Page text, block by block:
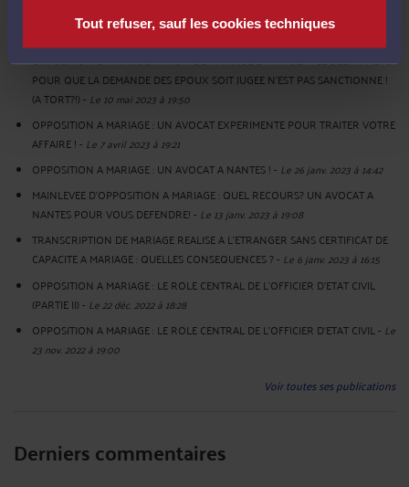
Tout refuser, sauf les cookies techniques
ASSURANCE VIE : Obligation d'information de l'assureur
-
OPPOSITION ET TRANSCRIPTION DE MARIAGE ETRANGER : LE DELAI PREVU
POUR QUE LA DEMANDE DES EPOUX SOIT JUGEE N’EST PAS SANCTIONNE !
(A TORT?!)- Le 10 mai 2023 à 19:50
OPPOSITION A MARIAGE : UN AVOCAT EXPERIMENTE POUR TRAITER VOTRE
AFFAIRE !- Le 7 avril 2023 à 19:21
OPPOSITION A MARIAGE : UN AVOCAT A NANTES !- Le 26 janv. 2023 à 14:42
MAINLEVEE D'OPPOSITION A MARIAGE : QUEL RECOURS? UN AVOCAT A
NANTES POUR VOUS DEFENDRE!- Le 13 janv. 2023 à 19:08
TRANSCRIPTION DE MARIAGE REALISE A L'ETRANGER SANS CERTIFICAT DE
CAPACITE A MARIAGE : QUELLES CONSEQUENCES ?- Le 6 janv. 2023 à 16:15
OPPOSITION A MARIAGE : LE ROLE CENTRAL DE L'OFFICIER D'ETAT CIVIL
(PARTIE II)- Le 22 déc. 2022 à 18:28
OPPOSITION A MARIAGE : LE ROLE CENTRAL DE L'OFFICIER D'ETAT CIVIL- Le
23 nov. 2022 à 19:00
Voir toutes ses publications
Derniers commentaires